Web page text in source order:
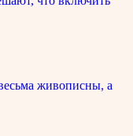
живописны, а